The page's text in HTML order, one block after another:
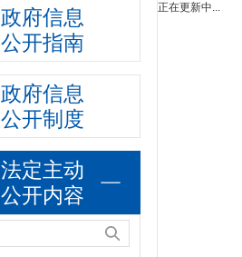
政府信息
公开指南
政府信息
公开制度
法定主动
公开内容
正在更新中...